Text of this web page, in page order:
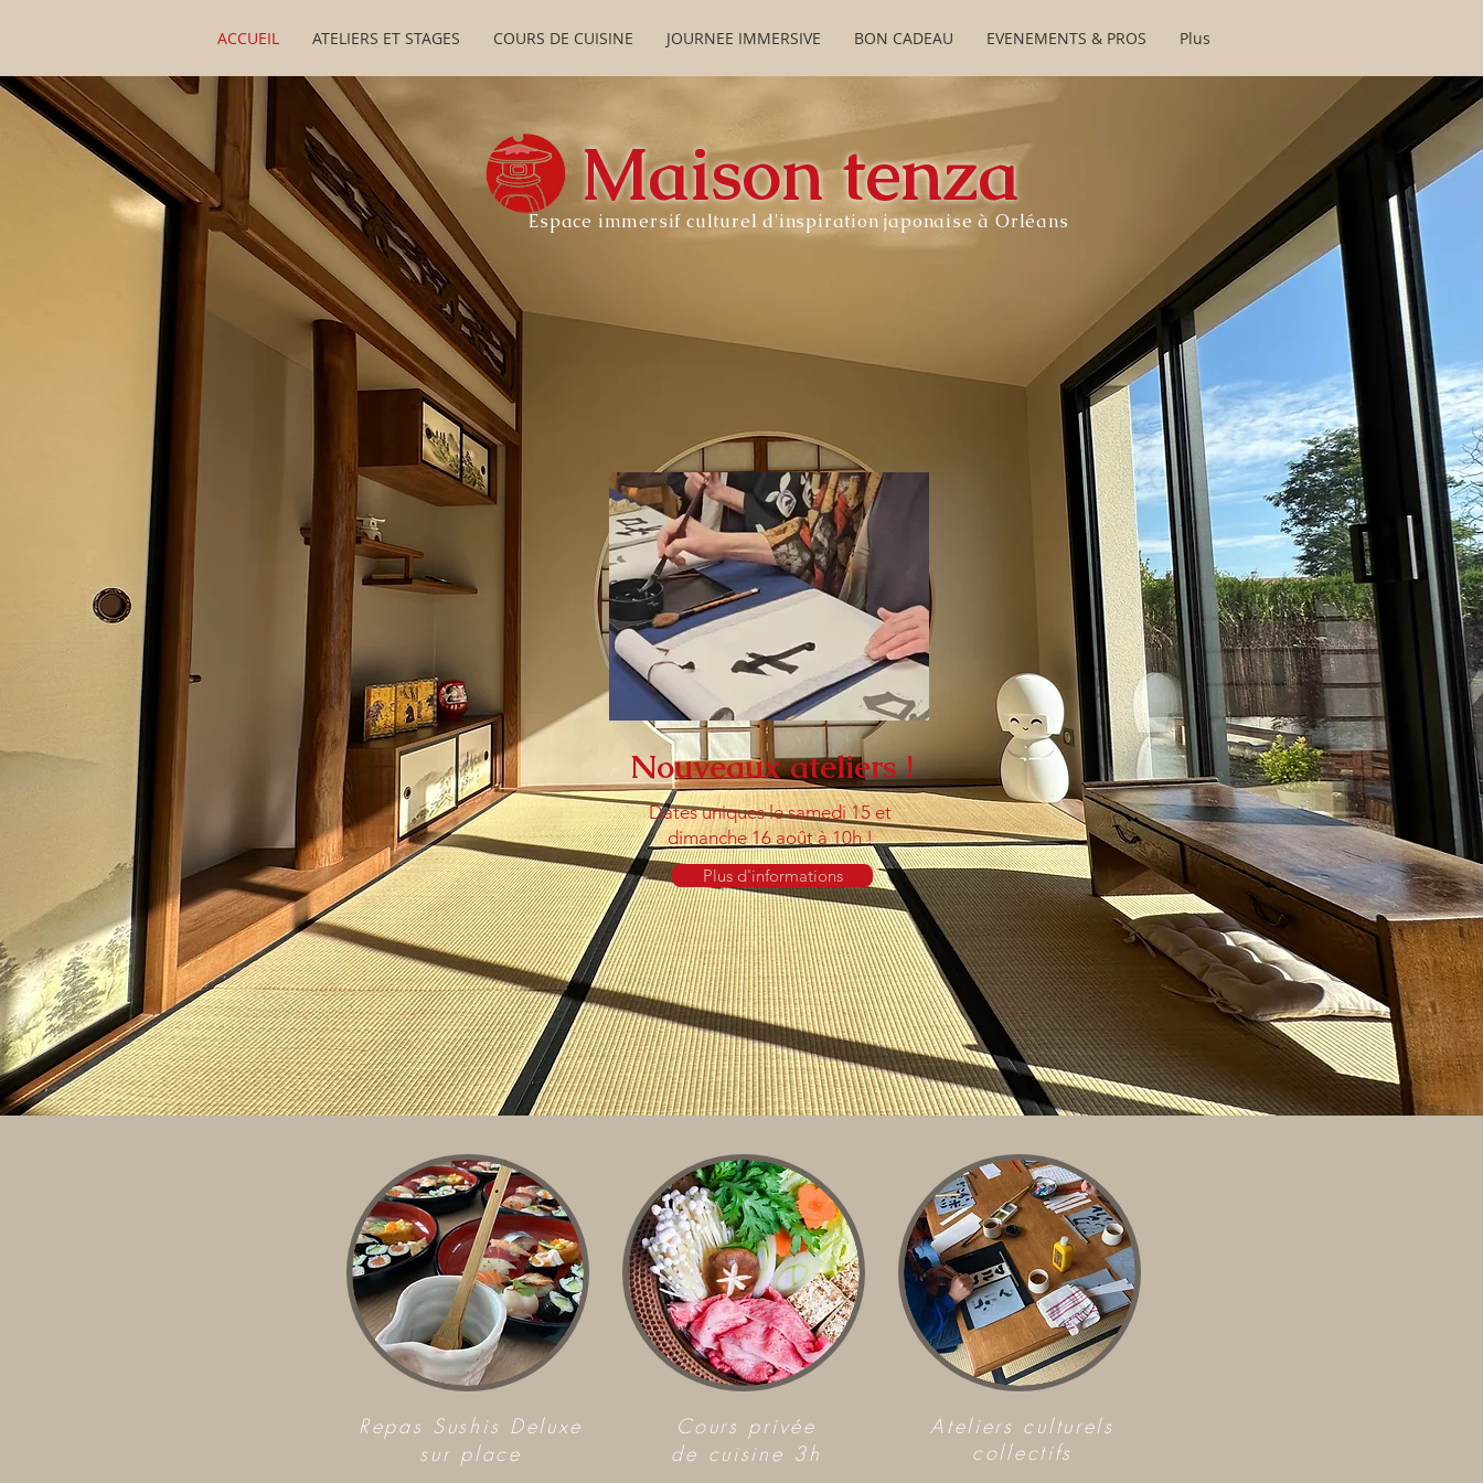
ACCUEIL ATELIERS ET STAGES COURS DE CUISINE JOURNEE IMMERSIVE BON CADEAU EVENEMENTS & PROS Plus
Maison tenza
Espace immersif culturel d'inspiration japonaise à Orléans
Nouveaux ateliers !
Dates uniques le samedi 15 et
dimanche 16 août à 10h !
Plus d'informations
Repas Sushis Deluxe
sur place
Cours privée
de cuisine 3h
Ateliers culturels
collectifs